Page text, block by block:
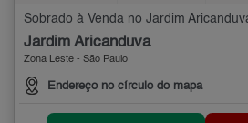
Sobrado à Venda no Jardim
Jardim Aricanduva
Zona Leste - São Paulo
Endereço no círculo do mapa